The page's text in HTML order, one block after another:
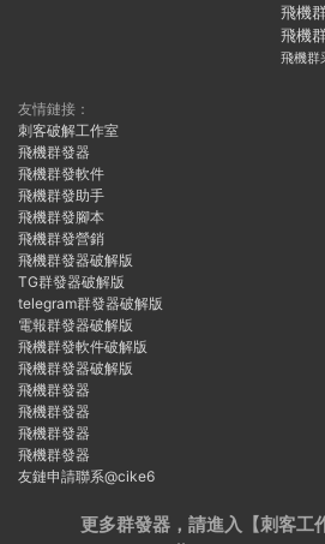
飛機
飛機
飛機群
友情鏈接：
刺客破解工作室
飛機群發器
飛機群發軟件
飛機群發助手
飛機群發腳本
飛機群發營銷
飛機群發器破解版
TG群發器破解版
telegram群發器破解版
電報群發器破解版
飛機群發軟件破解版
飛機群發器破解版
飛機群發器
飛機群發器
飛機群發器
飛機群發器
友鏈申請聯系@cike6
更多群發器，請進入【刺客工